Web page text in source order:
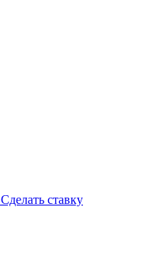
Сделать ставку